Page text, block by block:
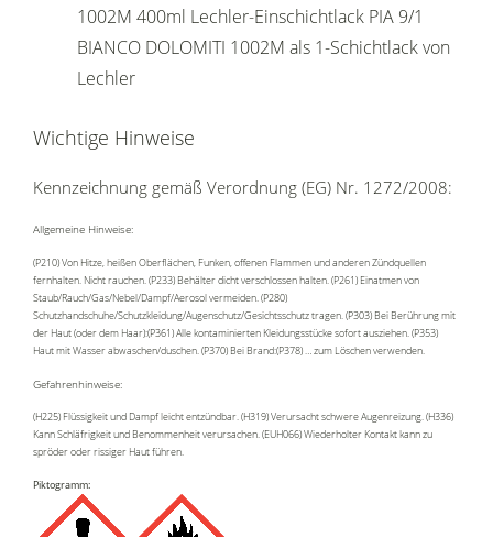
1002M 400ml Lechler-Einschichtlack PIA 9/1
BIANCO DOLOMITI 1002M als 1-Schichtlack von
Lechler
Wichtige Hinweise
Kennzeichnung gemäß Verordnung (EG) Nr. 1272/2008:
Allgemeine Hinweise:
(P210) Von Hitze, heißen Oberflächen, Funken, offenen Flammen und anderen Zündquellen
fernhalten. Nicht rauchen. (P233) Behälter dicht verschlossen halten. (P261) Einatmen von
Staub/Rauch/Gas/Nebel/Dampf/Aerosol vermeiden. (P280)
Schutzhandschuhe/Schutzkleidung/Augenschutz/Gesichtsschutz tragen. (P303) Bei Berührung mit
der Haut (oder dem Haar):(P361) Alle kontaminierten Kleidungsstücke sofort ausziehen. (P353)
Haut mit Wasser abwaschen/duschen. (P370) Bei Brand:(P378) … zum Löschen verwenden.
Gefahrenhinweise:
(H225) Flüssigkeit und Dampf leicht entzündbar. (H319) Verursacht schwere Augenreizung. (H336)
Kann Schläfrigkeit und Benommenheit verursachen. (EUH066) Wiederholter Kontakt kann zu
spröder oder rissiger Haut führen.
Piktogramm: